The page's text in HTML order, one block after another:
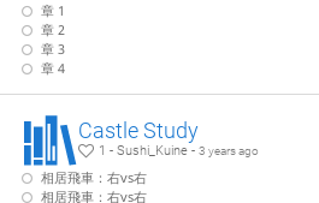
章 1
章 2
章 3
章 4
Castle Study
1 - Sushi_Kuine -3 years ago
相居飛車：右vs右
相居飛車：右vs右